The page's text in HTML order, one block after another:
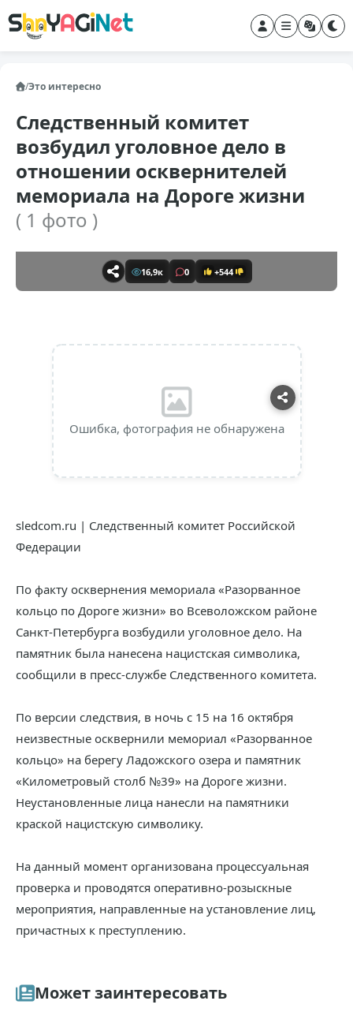
/Это интересно
Следственный комитет
возбудил уголовное дело в
отношении осквернителей
мемориала на Дороге жизни
( 1 фото )
16,9к 0 +544
Ошибка, фотография не обнаружена
sledcom.ru | Следственный комитет Российской
Федерации
По факту осквернения мемориала «Разорванное
кольцо по Дороге жизни» во Всеволожском районе
Санкт-Петербурга возбудили уголовное дело. На
памятник была нанесена нацистская символика,
сообщили в пресс-службе Следственного комитета.
По версии следствия, в ночь с 15 на 16 октября
неизвестные осквернили мемориал «Разорванное
кольцо» на берегу Ладожского озера и памятник
«Километровый столб №39» на Дороге жизни.
Неустановленные лица нанесли на памятники
краской нацистскую символику.
На данный момент организована процессуальная
проверка и проводятся оперативно-розыскные
мероприятия, направленные на установление лиц,
причастных к преступлению.
Может заинтересовать